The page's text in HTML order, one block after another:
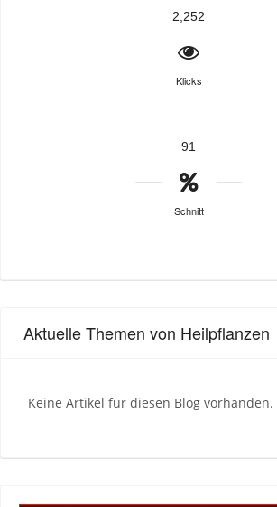
2,252
Klicks
91
Schnitt
Aktuelle Themen von Heilpflanzen
Keine Artikel für diesen Blog vorhanden.